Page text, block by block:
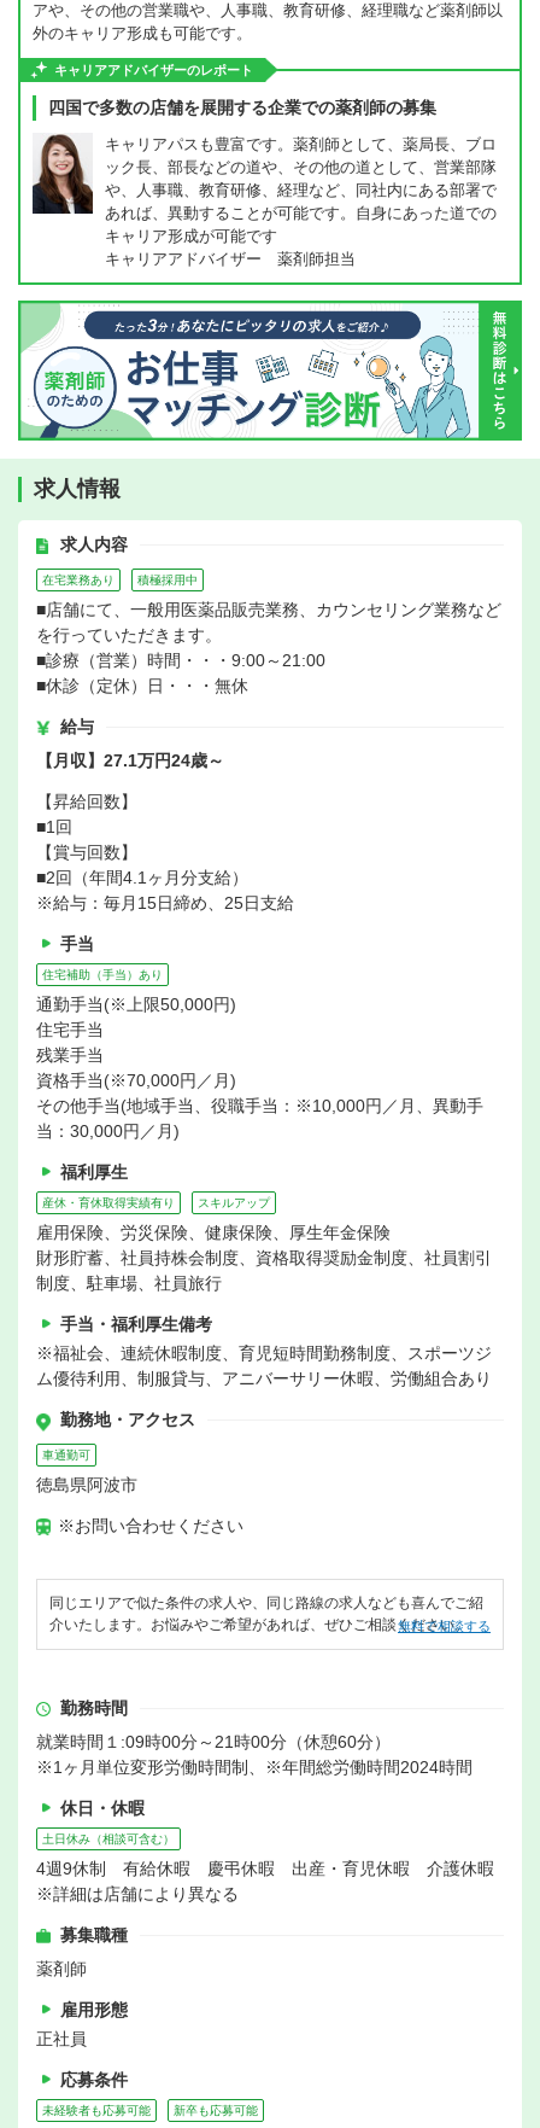
アや、その他の営業職や、人事職、教育研修、経理職など薬剤師以
外のキャリア形成も可能です。
キャリアアドバイザーのレポート
四国で多数の店舗を展開する企業での薬剤師の募集
キャリアパスも豊富です。薬剤師として、薬局長、ブロ
ック長、部長などの道や、その他の道として、営業部隊
や、人事職、教育研修、経理など、同社内にある部署で
あれば、異動することが可能です。自身にあった道での
キャリア形成が可能です
キャリアアドバイザー 薬剤師担当
求人情報
求人内容
在宅業務あり 積極採用中
■店舗にて、一般用医薬品販売業務、カウンセリング業務など
を行っていただきます。
■診療（営業）時間・・・9:00～21:00
■休診（定休）日・・・無休
給与
【月収】27.1万円24歳～
【昇給回数】
■1回
【賞与回数】
■2回（年間4.1ヶ月分支給）
※給与：毎月15日締め、25日支給
手当
住宅補助（手当）あり
通勤手当(※上限50,000円)
住宅手当
残業手当
資格手当(※70,000円／月)
その他手当(地域手当、役職手当：※10,000円／月、異動手
当：30,000円／月)
福利厚生
産休・育休取得実績有り スキルアップ
雇用保険、労災保険、健康保険、厚生年金保険
財形貯蓄、社員持株会制度、資格取得奨励金制度、社員割引
制度、駐車場、社員旅行
手当・福利厚生備考
※福祉会、連続休暇制度、育児短時間勤務制度、スポーツジ
ム優待利用、制服貸与、アニバーサリー休暇、労働組合あり
勤務地・アクセス
車通勤可
徳島県阿波市
※お問い合わせください
同じエリアで似た条件の求人や、同じ路線の求人なども喜んでご紹
介いたします。お悩みやご希望があれば、ぜひご相談ください。
無料で相談する
勤務時間
就業時間１:09時00分～21時00分（休憩60分）
※1ヶ月単位変形労働時間制、※年間総労働時間2024時間
休日・休暇
土日休み（相談可含む）
4週9休制 有給休暇 慶弔休暇 出産・育児休暇 介護休暇
※詳細は店舗により異なる
募集職種
薬剤師
雇用形態
正社員
応募条件
未経験者も応募可能 新卒も応募可能